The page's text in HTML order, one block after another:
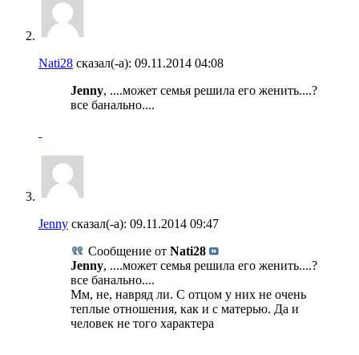
Nati28 сказал(-а): 09.11.2014 04:08
Jenny, ....может семья решила его женить....?
все банально....
Jenny сказал(-а): 09.11.2014 09:47
Сообщение от Nati28
Jenny, ....может семья решила его женить....?
все банально....
Мм, не, навряд ли. С отцом у них не очень
теплые отношения, как и с матерью. Да и
человек не того характера